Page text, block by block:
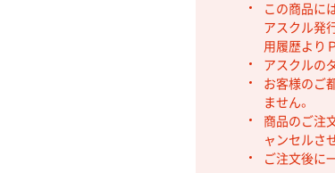
この商品に
アスクル発
用履歴より
アスクルの
お客様のご
ません。
商品のご注
ャンセルさ
ご注文後に